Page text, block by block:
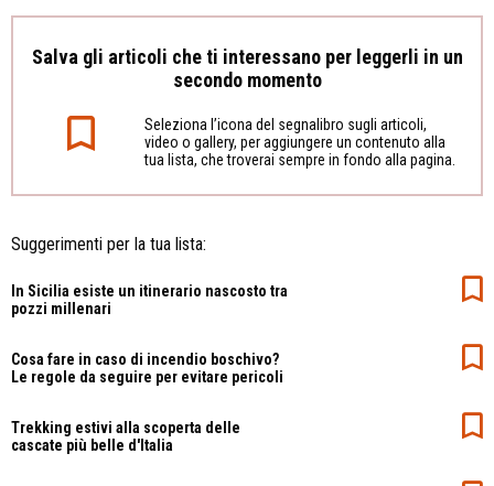
Salva gli articoli che ti interessano per leggerli in un
secondo momento
Seleziona l’icona del segnalibro sugli articoli,
video o gallery, per aggiungere un contenuto alla
tua lista, che troverai sempre in fondo alla pagina.
Suggerimenti per la tua lista:
In Sicilia esiste un itinerario nascosto tra
pozzi millenari
Cosa fare in caso di incendio boschivo?
Le regole da seguire per evitare pericoli
Trekking estivi alla scoperta delle
cascate più belle d'Italia